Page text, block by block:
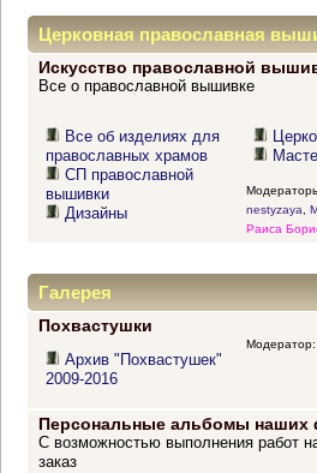
Церковная православная
Искусство православной
Все о православной вышивке
Все об изделиях для
православных храмов
СП православной
вышивки
Дизайны
nestyzaya
Раиса
Галерея
Похвастушки
Архив "Похвастушек"
2009-2016
Модератор:
Персональные альбомы наших
С возможностью выполнения работ
заказ